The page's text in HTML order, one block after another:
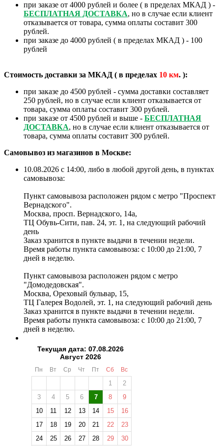
при заказе от 4000 рублей и более ( в пределах МКАД ) -
БЕСПЛАТНАЯ ДОСТАВКА, но в случае если клиент
отказывается от товара, сумма оплаты составит 300
рублей.
при заказе до 4000 рублей ( в пределах МКАД ) - 100
рублей
Стоимость доставки за МКАД ( в пределах 10 км. ):
при заказе до 4500 рублей - сумма доставки составляет
250 рублей, но в случае если клиент отказывается от
товара, сумма оплаты составит 300 рублей.
при заказе от 4500 рублей и выше - БЕСПЛАТНАЯ
ДОСТАВКА, но в случае если клиент отказывается от
товара, сумма оплаты составит 300 рублей.
Самовывоз из магазинов в Москве:
10.08.2026 с 14:00, либо в любой другой день, в пунктах
самовывоза:
Пункт самовывоза расположен рядом с метро "Проспект
Вернадского".
Москва, просп. Вернадского, 14а,
ТЦ Обувь-Сити, пав. 24, эт. 1, на следующий рабочий
день
Заказ хранится в пункте выдачи в течении недели.
Время работы пункта самовывоза: с 10:00 до 21:00, 7
дней в неделю.
Пункт самовывоза расположен рядом с метро
"Домодедовская".
Москва, Ореховый бульвар, 15,
ТЦ Галерея Водолей, эт. 1, на следующий рабочий день
Заказ хранится в пункте выдачи в течении недели.
Время работы пункта самовывоза: с 10:00 до 21:00, 7
дней в неделю.
Текущая дата: 07.08.2026
Август 2026
Пн Вт Ср Чт Пт Сб Вс
1
2
3
4 5 6 7 8
9
10
11 12 13 14 15
16
17
18 19 20 21 22
23
24
25 26 27 28 29
30